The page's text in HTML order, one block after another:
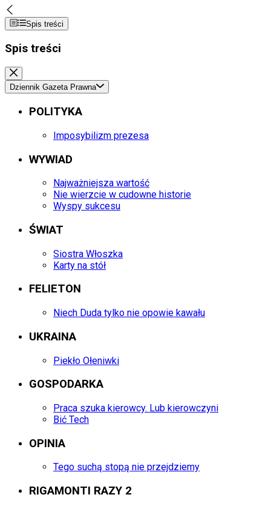
Spis treści
Spis treści
Dziennik Gazeta Prawna
POLITYKA
Imposybilizm prezesa
WYWIAD
Najważniejsza wartość
Nie wierzcie w cudowne historie
Wyspy sukcesu
ŚWIAT
Siostra Włoszka
Karty na stół
FELIETON
Niech Duda tylko nie opowie kawału
UKRAINA
Piekło Ołeniwki
GOSPODARKA
Praca szuka kierowcy. Lub kierowczyni
Bić Tech
OPINIA
Tego suchą stopą nie przejdziemy
RIGAMONTI RAZY 2